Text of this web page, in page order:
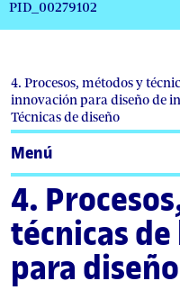
PID_00279102
4. Procesos, métodos y
innovación para diseño de
Técnicas de diseño
Menú
4.
técnicas
para